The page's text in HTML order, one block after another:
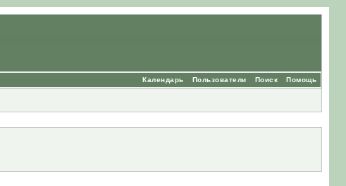
Помощь
Поиск
Пользователи
Календарь